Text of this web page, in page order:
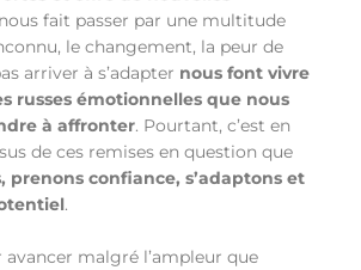
fait passer par une multitude
le changement, la peur de
arriver à s’adapter nous font vivre
russes émotionnelles que nous
à affronter. Pourtant, c’est en
de ces remises en question que
prenons confiance, s’adaptons et
.
malgré l’ampleur que